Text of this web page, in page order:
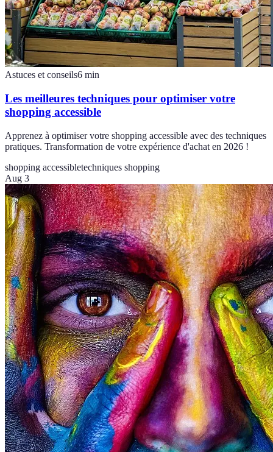
Astuces et conseils6 min
Les meilleures techniques pour optimiser votre
shopping accessible
Apprenez à optimiser votre shopping accessible avec des techniques
pratiques. Transformation de votre expérience d'achat en 2026 !
shopping accessibletechniques shopping
Aug 3